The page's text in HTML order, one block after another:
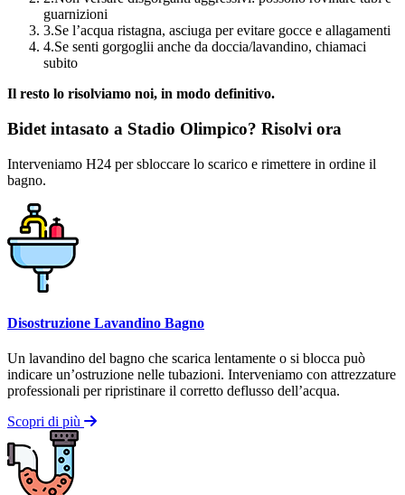
guarnizioni
3.Se l’acqua ristagna, asciuga per evitare gocce e allagamenti
4.Se senti gorgoglii anche da doccia/lavandino, chiamaci
subito
Il resto lo risolviamo noi, in modo definitivo.
Bidet intasato a Stadio Olimpico? Risolvi ora
Interveniamo H24 per sbloccare lo scarico e rimettere in ordine il
bagno.
Disostruzione Lavandino Bagno
Un lavandino del bagno che scarica lentamente o si blocca può
indicare un’ostruzione nelle tubazioni. Interveniamo con attrezzature
professionali per ripristinare il corretto deflusso dell’acqua.
Scopri di più